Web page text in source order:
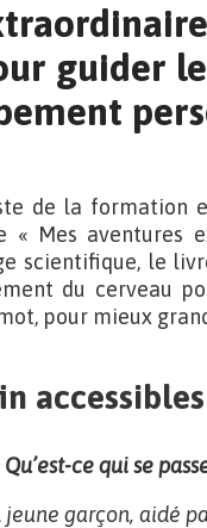
guider
de la formation
« Mes aventures
scientifique, le
du cerveau
pour mieux
Qu’est-ce qui se
jeune garçon, aidé